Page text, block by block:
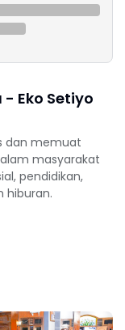
Eko Setiyo
dan memuat
masyarakat
pendidikan,
hiburan.